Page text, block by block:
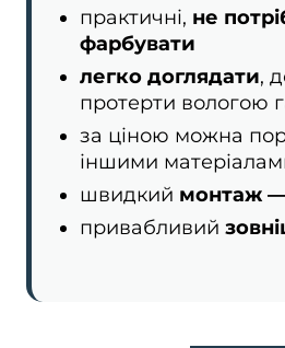
практичні, не
фарбувати
легко доглядати,
протерти вологою
за ціною можна
іншими
швидкий монтаж —
привабливий